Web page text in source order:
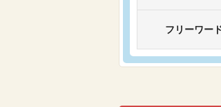
フリーワー